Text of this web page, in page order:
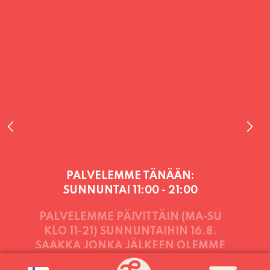
PALVELEMME TÄNÄÄN:
SUNNUNTAI 11:00 - 21:00
PALVELEMME PÄIVITTÄIN (MA-SU
KLO 11-21) SUNNUNTAIHIN 16.8.
SAAKKA JONKA JÄLKEEN OLEMME
AVOINNA VIIKONLOPPUISIN (PE-